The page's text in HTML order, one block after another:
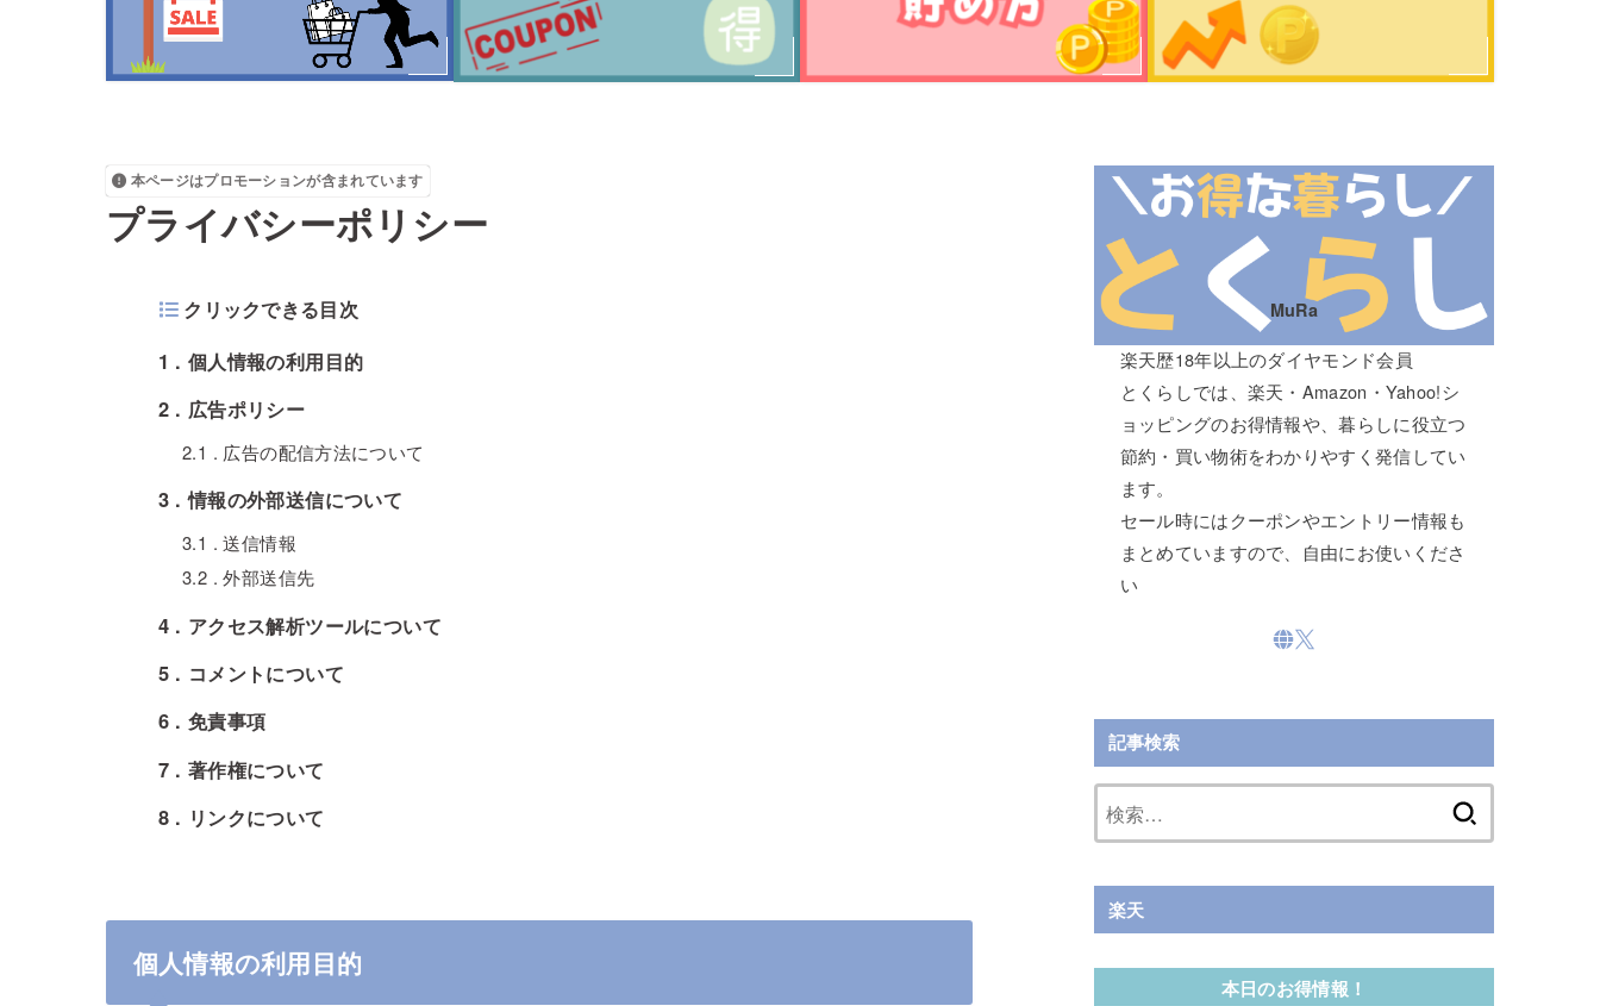
本ページはプロモーションが含まれています
プライバシーポリシー
クリックできる目次
1
個人情報の利用目的
2
広告ポリシー
2.1 広告の配信方法について
3 情報の外部送信について
3.1
送信情報
3.2
外部送信先
4
アクセス解析ツールについて
5
コメントについて
6
免責事項
7
著作権について
8
リンクについて
個人情報の利用目的
MuRa
楽天歴18年以上のダイヤモンド会員
とくらしでは、楽天・Amazon・Yahoo!シ
ョッピングのお得情報や、暮らしに役立つ
節約・買い物術をわかりやすく発信してい
ます。
セール時にはクーポンやエントリー情報も
まとめていますので、自由にお使いくださ
い
記事検索
楽天
本日のお得情報！